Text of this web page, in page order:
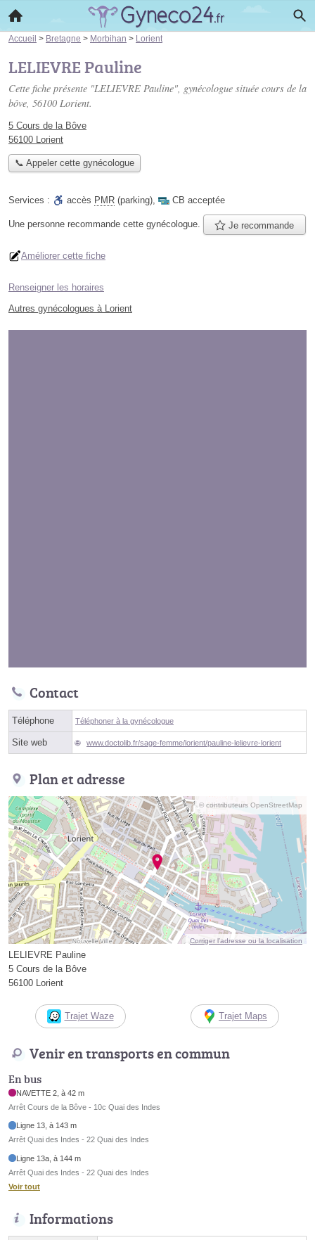
Accueil > Bretagne > Morbihan > Lorient
LELIEVRE Pauline
Cette fiche présente "LELIEVRE Pauline", gynécologue située cours de la
bôve, 56100 Lorient.
5 Cours de la Bôve
56100 Lorient
📞 Appeler cette gynécologue
Services : accès PMR (parking), CB acceptée
Une personne recommande cette gynécologue. Je recommande
Améliorer cette fiche
Renseigner les horaires
Autres gynécologues à Lorient
Contact
Téléphone Téléphoner à la gynécologue
Site web www.doctolib.fr/sage-femme/lorient/pauline-lelievre-lorient
Plan et adresse
© contributeurs OpenStreetMap
Corriger l’adresse ou la localisation
LELIEVRE Pauline
5 Cours de la Bôve
56100 Lorient
Trajet Waze Trajet Maps
Venir en transports en commun
En bus
NAVETTE 2, à 42 m
Arrêt Cours de la Bôve - 10c Quai des Indes
Ligne 13, à 143 m
Arrêt Quai des Indes - 22 Quai des Indes
Ligne 13a, à 144 m
Arrêt Quai des Indes - 22 Quai des Indes
Voir tout
Informations